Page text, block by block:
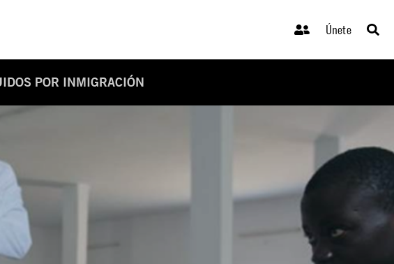
Únete
POR INMIGRACIÓN